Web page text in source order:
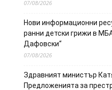
07/08/2026
Нови информационни
ранни детски грижи в
Дафовски“
07/08/2026
Здравният министър
Предложенията за